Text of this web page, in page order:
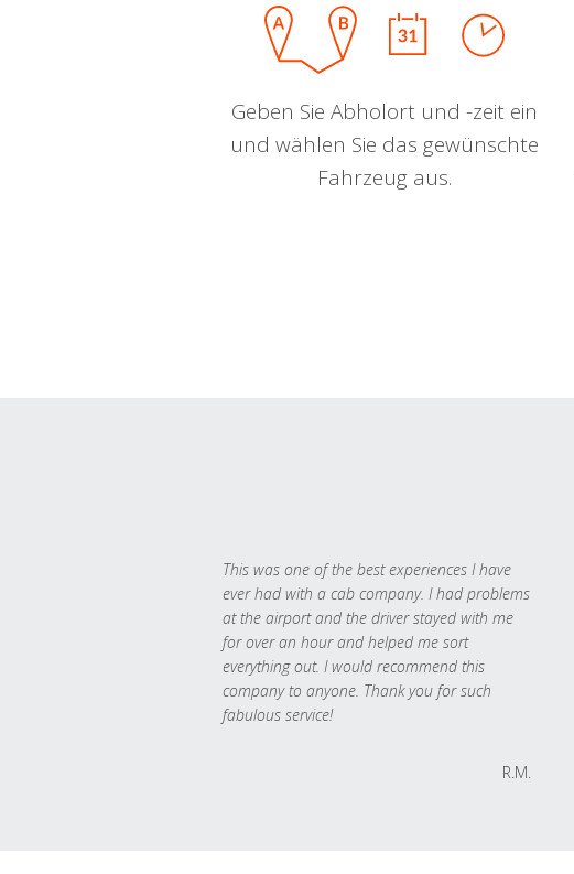
Geben Sie Abholort und -zeit ein
und wählen Sie das gewünschte
Fahrzeug aus.
This was one of the best experiences I have
ever had with a cab company. I had problems
at the airport and the driver stayed with me
for over an hour and helped me sort
everything out. I would recommend this
company to anyone. Thank you for such
fabulous service!
R.M.